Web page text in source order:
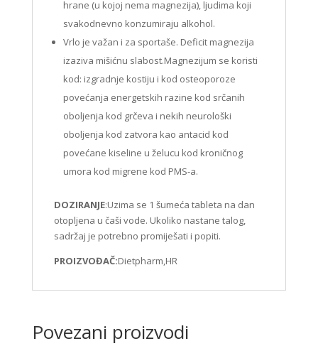
hrane (u kojoj nema magnezija), ljudima koji
svakodnevno konzumiraju alkohol.
Vrlo je važan i za sportaše. Deficit magnezija
izaziva mišićnu slabost.Magnezijum se koristi
kod: izgradnje kostiju i kod osteoporoze
povećanja energetskih razine kod srčanih
oboljenja kod grčeva i nekih neurološki
oboljenja kod zatvora kao antacid kod
povećane kiseline u želucu kod kroničnog
umora kod migrene kod PMS-a.
DOZIRANJE:Uzima se 1 šumeća tableta na dan
otopljena u čaši vode. Ukoliko nastane talog,
sadržaj je potrebno promiješati i popiti.
PROIZVOĐAČ:Dietpharm,HR
Povezani proizvodi